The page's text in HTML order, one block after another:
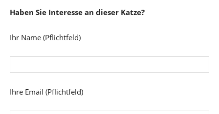
Haben Sie Interesse an dieser Katze?
Ihr Name (Pflichtfeld)
Ihre Email (Pflichtfeld)